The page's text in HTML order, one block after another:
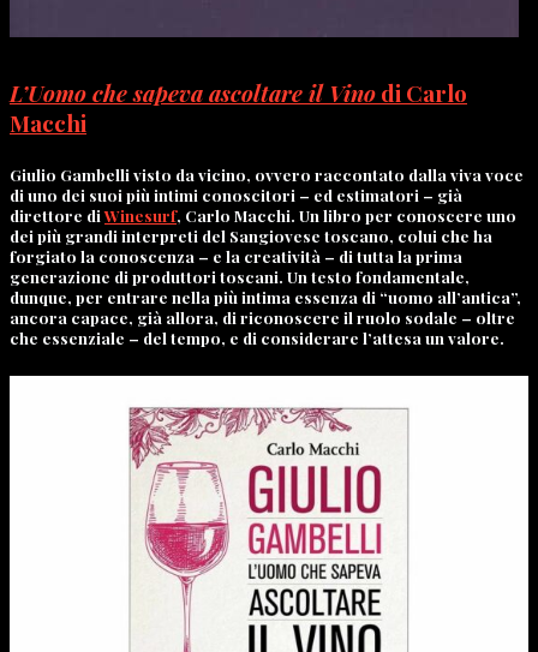
L’Uomo che sapeva ascoltare il Vino di Carlo
Macchi
Giulio Gambelli visto da vicino, ovvero raccontato dalla viva voce
di uno dei suoi più intimi conoscitori – ed estimatori – già
direttore diWinesurf, Carlo Macchi. Un libro per conoscere uno
dei più grandi interpreti del Sangiovese toscano, colui che ha
forgiato la conoscenza – e la creatività – di tutta la prima
generazione di produttori toscani. Un testo fondamentale,
dunque, per entrare nella più intima essenza di “uomo all’antica”,
ancora capace, già allora, di riconoscere il ruolo sodale – oltre
che essenziale – del tempo, e di considerare l’attesa un valore.